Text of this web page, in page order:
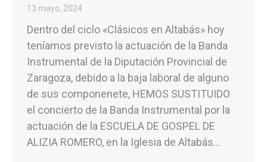
13 mayo, 2024
Dentro del ciclo «Clásicos en Altabás» hoy
teníamos previsto la actuación de la Banda
Instrumental de la Diputación Provincial de
Zaragoza, debido a la baja laboral de alguno
de sus componenete, HEMOS SUSTITUIDO
el concierto de la Banda Instrumental por la
actuación de la ESCUELA DE GOSPEL DE
ALIZIA ROMERO, en la Iglesia de Altabás…